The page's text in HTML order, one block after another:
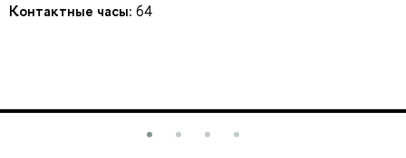
Контактные часы: 64